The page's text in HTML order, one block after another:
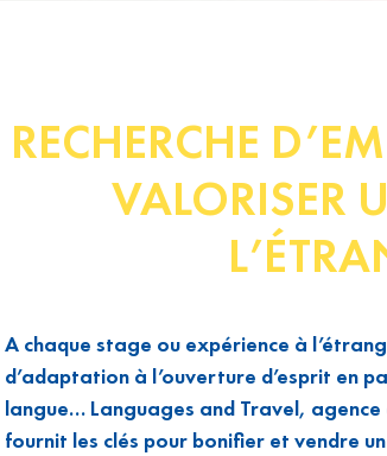
RECHERCHE
VALORISER
A chaque stage ou expérience à
d’adaptation à l’ouverture d’esprit en
langue… Languages and Travel,
fournit les clés pour bonifier et vendre